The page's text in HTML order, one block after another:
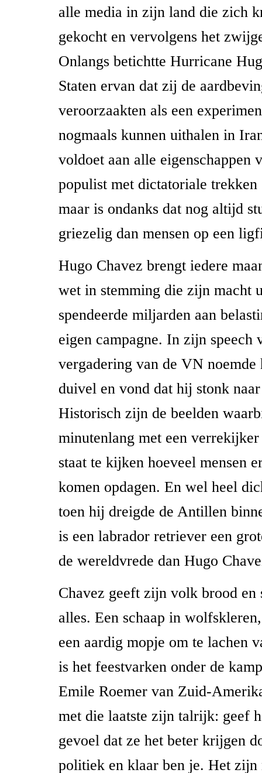
alle media in zijn land die zich
gekocht en vervolgens het
Onlangs betichtte Hurricane
Staten ervan dat zij de
veroorzaakten als een
nogmaals kunnen uithalen in
voldoet aan alle eigenschappen
populist met dictatoriale
maar is ondanks dat nog altijd
griezelig dan mensen op een
Hugo Chavez brengt iedere
wet in stemming die zijn macht
spendeerde miljarden aan
eigen campagne. In zijn speech
vergadering van de VN noemde
duivel en vond dat hij stonk
Historisch zijn de beelden
minutenlang met een
staat te kijken hoeveel mensen
komen opdagen. En wel heel
toen hij dreigde de Antillen
is een labrador retriever een
de wereldvrede dan Hugo
Chavez geeft zijn volk brood en
alles. Een schaap in
een aardig mopje om te lachen
is het feestvarken onder de
Emile Roemer van Zuid-
met die laatste zijn talrijk: geef
gevoel dat ze het beter krijgen
politiek en klaar ben je. Het zijn